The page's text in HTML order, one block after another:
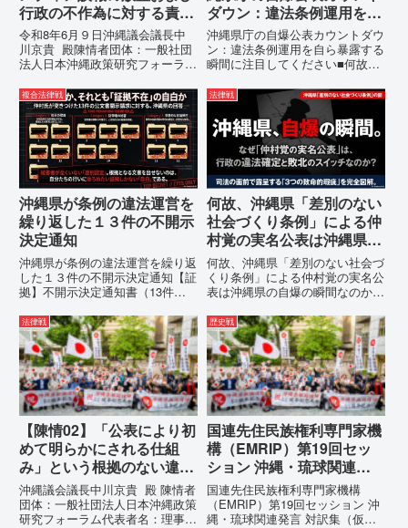
行政の不作為に対する責任
追及と再発防止策を求める
陳情
令和8年6月９日沖縄議会議長中
川京貴 殿陳情者団体：一般社団
法人日本沖縄政策研究フォーラム
所：沖縄県那覇市電 話：080-
【陳情03】沖縄県におけるメデ
ィア誤報の放置および行政の不作
為に対する責任追及と再発防...
ダウン：違法条例運用を自
ら暴露する瞬間に注目して
ください
沖縄県庁の自爆公表カウントダウ
ン：違法条例運用を自ら暴露する
瞬間に注目してください■何故、
テルを貼りたい本当の理由「なぜ
沖縄県庁は、法を無視してまで私
を封じ込めようとするのか。」そ
の理由は明確です。県政が統治
複合法律戦
沖縄県が条例の違法運営を
繰り返した１３件の不開示
決定通知
沖縄県が条例の違法運営を繰り返
した１３件の不開示決定通知【証
拠】不開示決定通知書（13件）
が請求した「差別認定の根拠」に
対し、県は全て非開示・存否応答
拒否を突きつけました。これは、
彼らが行政手続きの正当性を失
っ...
法律戦
何故、沖縄県「差別のない
社会づくり条例」による仲
村覚の実名公表は沖縄県の
自爆の瞬間なのか？その3
つの理由。
何故、沖縄県「差別のない社会づ
くり条例」による仲村覚の実名公
表は沖縄県の自爆の瞬間なのか？
強行しようとしている「仲村覚の
実名公表」。行政側はこの行為
を、特定の個人を社会的制裁に追
い込むための「仕上げ」だと考え
て...
法律戦
【陳情02】「公表により初
めて明らかにされる仕組
み」という根拠のない違法
運用の指摘と条例運用の停
止を求める陳情書
沖縄議会議長中川京貴 殿 陳情者
団体：一般社団法人日本沖縄政策
研究フォーラム代表者名：理事
歴史戦
国連先住民族権利専門家機
構（EMRIP）第19回セッ
ション 沖縄・琉球関連発
言 対訳集（仮訳）
国連先住民族権利専門家機構
（EMRIP）第19回セッション 沖
縄・琉球関連発言 対訳集（仮